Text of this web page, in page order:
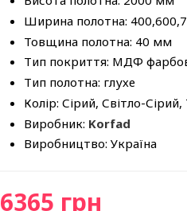
Ширина полотна:
Товщина полотна: 40 мм
Тип покриття: МДФ
Тип полотна: глухе
Колір: Сірий, Світло-
Виробник: Korfad
Виробництво: Україна
6365 грн